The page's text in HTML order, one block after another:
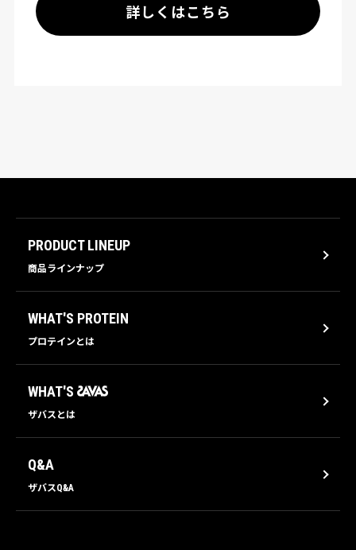
詳しくはこちら
PRODUCT LINEUP
商品ラインナップ
WHAT'S PROTEIN
プロテインとは
WHAT'S
ザバスとは
Q&A
ザバスQ&A